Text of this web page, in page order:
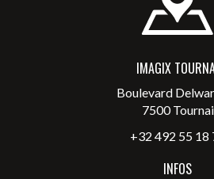
IMAGIX
Boulevard
7500 Tournai
+32 492 55 18
INFOS